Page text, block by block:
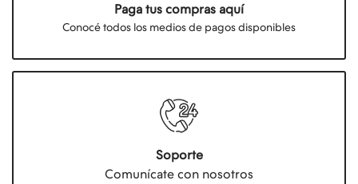
Paga tus compras aquí
Conocé todos los medios de pagos disponibles
Soporte
Comunícate con nosotros